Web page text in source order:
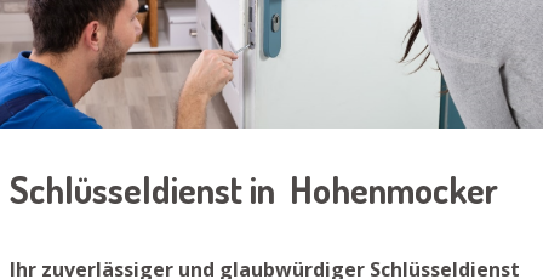
Schlüsseldienst in Hohenmocker
Ihr zuverlässiger und glaubwürdiger Schlüsseldienst